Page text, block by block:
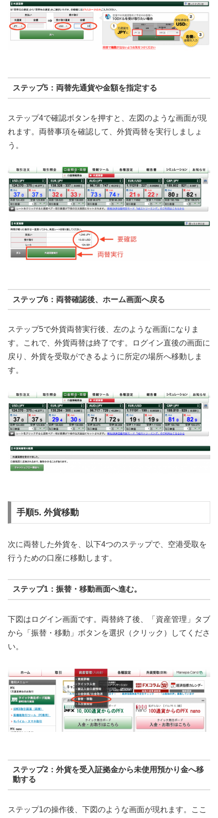
ステップ5：両替先通貨や金額を指定する
ステップ4で確認ボタンを押すと、左図のような画面が現
れます。両替事項を確認して、外貨両替を実行しましょ
う。
ステップ6：両替確認後、ホーム画面へ戻る
ステップ5で外貨両替実行後、左のような画面になりま
す。これで、外貨両替は終了です。ログイン直後の画面に
戻り、外貨を受取ができるように所定の場所へ移動しま
す。
手順5. 外貨移動
次に両替した外貨を、以下4つのステップで、空港受取を
行うための口座に移動します。
ステップ1：振替・移動画面へ進む。
下図はログイン画面です。両替終了後、「資産管理」タブ
から「振替・移動」ボタンを選択（クリック）してくださ
い。
ステップ2：外貨を受入証拠金から未使用預かり金へ移
動する
ステップ1の操作後、下図のような画面が現れます。ここ